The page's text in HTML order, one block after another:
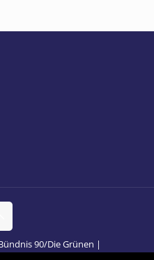
90/Die Grünen |